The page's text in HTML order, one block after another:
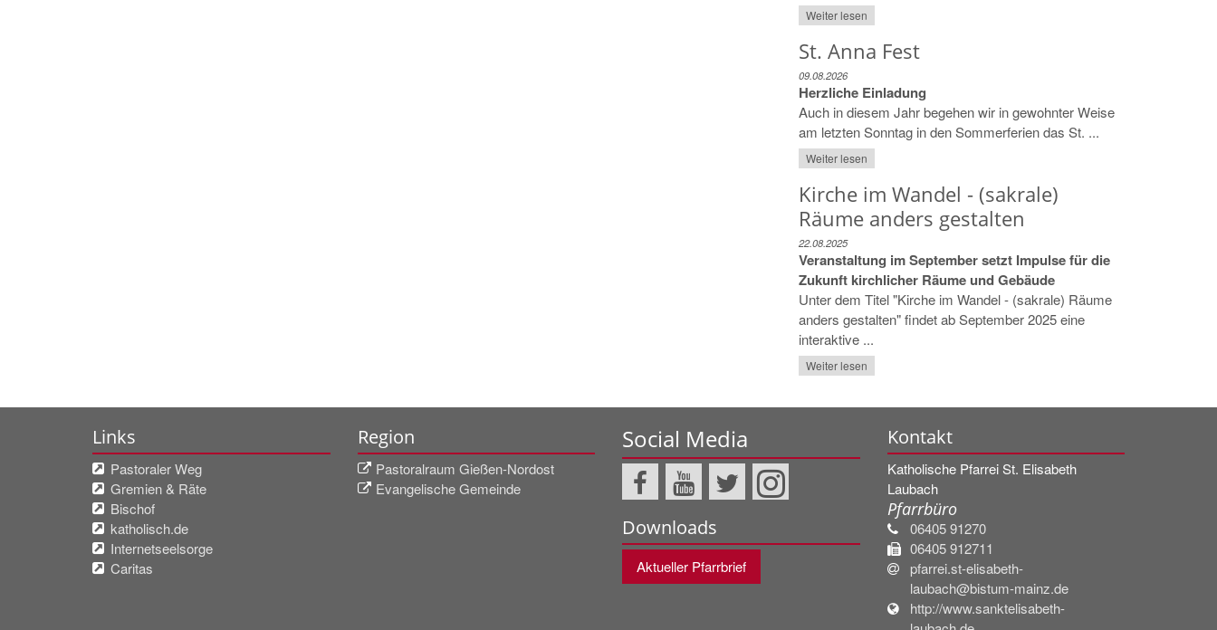
Weiter lesen
St. Anna Fest
09.08.2026
Herzliche Einladung
Auch in diesem Jahr begehen wir in gewohnter Weise
am letzten Sonntag in den Sommerferien das St. ...
Weiter lesen
Kirche im Wandel - (sakrale)
Räume anders gestalten
22.08.2025
Veranstaltung im September setzt Impulse für die
Zukunft kirchlicher Räume und Gebäude
Unter dem Titel "Kirche im Wandel - (sakrale) Räume
anders gestalten" findet ab September 2025 eine
interaktive ...
Weiter lesen
Links
Pastoraler Weg
Gremien & Räte
Bischof
katholisch.de
Internetseelsorge
Caritas
Region
Pastoralraum Gießen-Nordost
Evangelische Gemeinde
Social Media
Downloads
Aktueller Pfarrbrief
Kontakt
Katholische Pfarrei St. Elisabeth
Laubach
Pfarrbüro
06405 91270
06405 912711
pfarrei.st-elisabeth-
laubach@bistum-mainz.de
http://www.sanktelisabeth-